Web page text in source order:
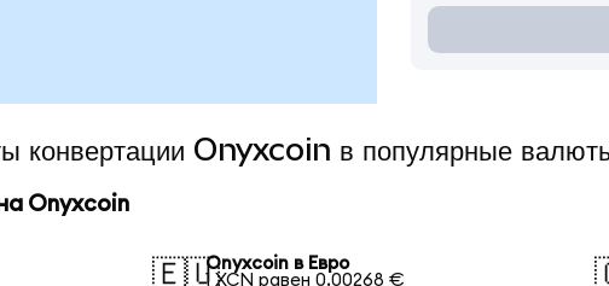
конвертации Onyxcoin в популярные
Onyxcoin
🇪🇺Onyxcoin в Евро
1 XCN равен 0,00268 €